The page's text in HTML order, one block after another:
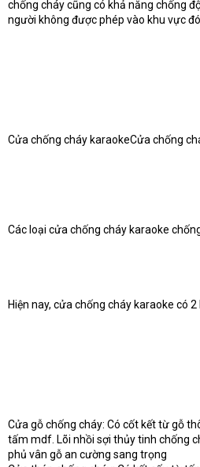
chống cháy cũng có khả năng chống
người không được phép vào khu vực
Cửa chống cháy karaokeCửa chống
Các loại cửa chống cháy karaoke
Hiện nay, cửa chống cháy karaoke có 2
Cửa gỗ chống cháy: Có cốt kết từ gỗ
tấm mdf. Lõi nhồi sợi thủy tinh chống
phủ vân gỗ an cường sang trọng